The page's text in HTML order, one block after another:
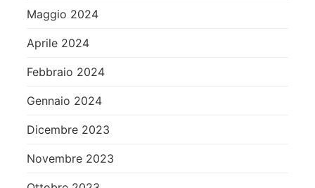
Maggio 2024
Aprile 2024
Febbraio 2024
Gennaio 2024
Dicembre 2023
Novembre 2023